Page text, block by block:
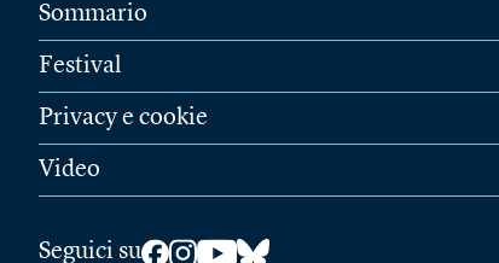
Sommario
Festival
Privacy e cookie
Video
Seguici su